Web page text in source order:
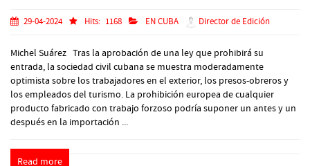
29-04-2024 Hits: 1168 EN CUBA Director de Edición
Michel Suárez Tras la aprobación de una ley que prohibirá su
entrada, la sociedad civil cubana se muestra moderadamente
optimista sobre los trabajadores en el exterior, los presos-obreros y
los empleados del turismo. La prohibición europea de cualquier
producto fabricado con trabajo forzoso podría suponer un antes y un
después en la importación ...
Read more